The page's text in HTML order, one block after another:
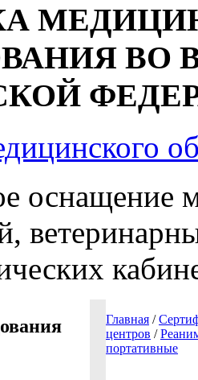
ВО
оснащение
Главная /
центров /
портативные